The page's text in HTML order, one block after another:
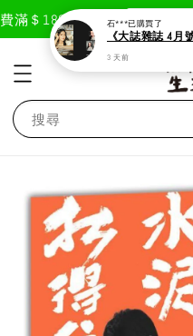
＄1800免運費 現在去購物！
搜尋
石***已購買了
3 天前